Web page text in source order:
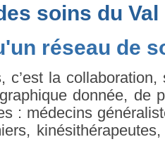
soins du Val
réseau de
c’est la
donnée, de
: médecins